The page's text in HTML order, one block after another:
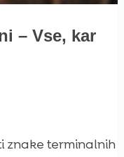
– Vse, kar
znake terminalnih